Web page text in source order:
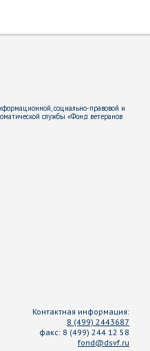
социально-правовой и
службы «Фонд ветеранов
Контактная информация:
8 (499) 2443687
факс: 8 (499) 244 12 58
fond@dsvf.ru